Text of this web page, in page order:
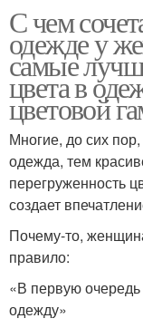
С чем
одежде у
самые
цвета в
цветовой
Многие, до сих
одежда, тем
перегруженность
создает
Почему-то,
правило:
«В первую
одежду»